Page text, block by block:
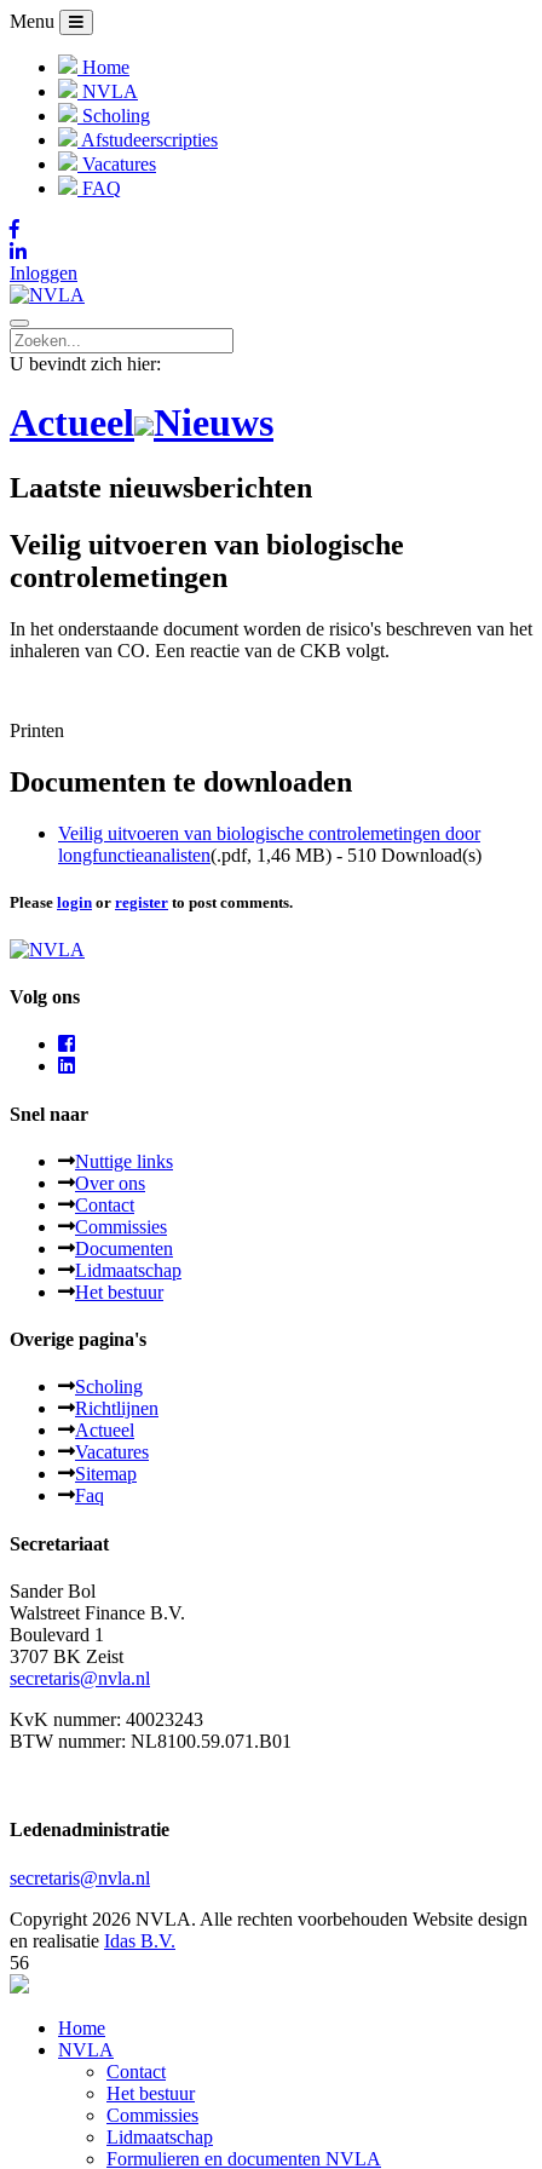
Menu
Home
NVLA
Scholing
Afstudeerscripties
Vacatures
FAQ
Inloggen
U bevindt zich hier:
Actueel Nieuws
Laatste nieuwsberichten
Veilig uitvoeren van biologische
controlemetingen
In het onderstaande document worden de risico's beschreven van het
inhaleren van CO. Een reactie van de CKB volgt.
Printen
Documenten te downloaden
Veilig uitvoeren van biologische controlemetingen door
longfunctieanalisten(.pdf, 1,46 MB) - 510 Download(s)
Please login or register to post comments.
Volg ons
Snel naar
Nuttige links
Over ons
Contact
Commissies
Documenten
Lidmaatschap
Het bestuur
Overige pagina's
Scholing
Richtlijnen
Actueel
Vacatures
Sitemap
Faq
Secretariaat
Sander Bol
Walstreet Finance B.V.
Boulevard 1
3707 BK Zeist
secretaris@nvla.nl
KvK nummer: 40023243
BTW nummer: NL8100.59.071.B01
Ledenadministratie
secretaris@nvla.nl
Copyright 2026 NVLA. Alle rechten voorbehouden Website design
en realisatie Idas B.V.
56
Home
NVLA
Contact
Het bestuur
Commissies
Lidmaatschap
Formulieren en documenten NVLA